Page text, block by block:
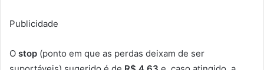
Publicidade
O stop (ponto em que as perdas deixam de ser